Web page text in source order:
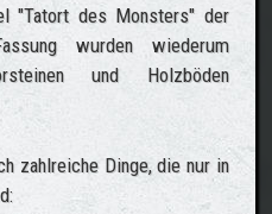
"Tatort des Monsters" der
wurden wiederum
und Holzböden
zahlreiche Dinge, die nur in